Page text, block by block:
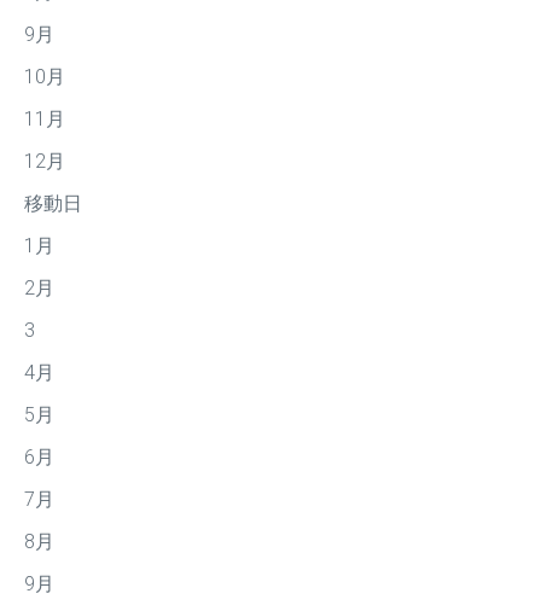
9月
10月
11月
12月
移動日
1月
2月
3
4月
5月
6月
7月
8月
9月